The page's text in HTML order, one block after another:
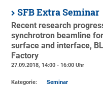
SFB Extra Seminar
Recent research
synchrotron beamline
surface and interface,
Factory
27.09.2018, 14:00 - 16:00 Uhr
Kategorie:
Seminar